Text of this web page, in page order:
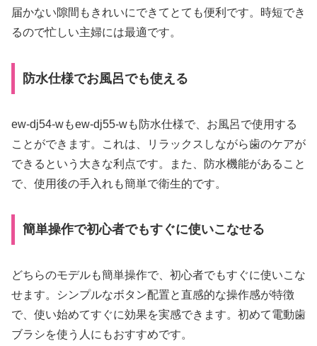
届かない隙間もきれいにできてとても便利です。時短でき
るので忙しい主婦には最適です。
防水仕様でお風呂でも使える
ew-dj54-wもew-dj55-wも防水仕様で、お風呂で使用する
ことができます。これは、リラックスしながら歯のケアが
できるという大きな利点です。また、防水機能があること
で、使用後の手入れも簡単で衛生的です。
簡単操作で初心者でもすぐに使いこなせる
どちらのモデルも簡単操作で、初心者でもすぐに使いこな
せます。シンプルなボタン配置と直感的な操作感が特徴
で、使い始めてすぐに効果を実感できます。初めて電動歯
ブラシを使う人にもおすすめです。